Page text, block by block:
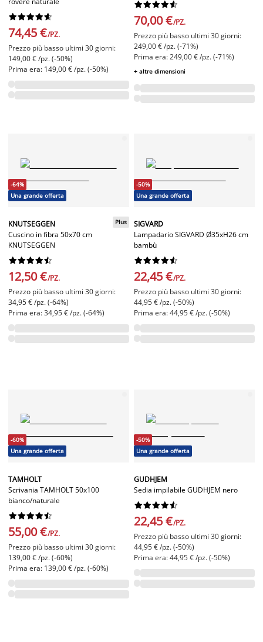






74,45 €/PZ.
Prezzo più basso ultimi 30 giorni:
149,00 € /pz. (-50%)
Prima era: 149,00 € /pz. (-50%)






70,00 €/PZ.
Prezzo più basso ultimi 30 giorni:
249,00 € /pz. (-71%)
Prima era: 249,00 € /pz. (-71%)
+ altre dimensioni
-64%
Una grande offerta
KNUTSEGGEN
Cuscino in fibra 50x70 cm
KNUTSEGGEN
Plus






12,50 €/PZ.
Prezzo più basso ultimi 30 giorni:
34,95 € /pz. (-64%)
Prima era: 34,95 € /pz. (-64%)
-50%
Una grande offerta
SIGVARD
Lampadario SIGVARD Ø35xH26 cm
bambù






22,45 €/PZ.
Prezzo più basso ultimi 30 giorni:
44,95 € /pz. (-50%)
Prima era: 44,95 € /pz. (-50%)
-60%
Una grande offerta
TAMHOLT
Scrivania TAMHOLT 50x100
bianco/naturale






55,00 €/PZ.
Prezzo più basso ultimi 30 giorni:
139,00 € /pz. (-60%)
Prima era: 139,00 € /pz. (-60%)
-50%
Una grande offerta
GUDHJEM
Sedia impilabile GUDHJEM nero






22,45 €/PZ.
Prezzo più basso ultimi 30 giorni:
44,95 € /pz. (-50%)
Prima era: 44,95 € /pz. (-50%)